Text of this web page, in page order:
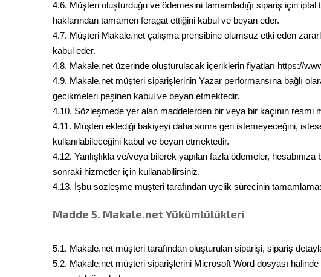
4.6. Müşteri oluşturduğu ve ödemesini tamamladığı sipariş için
haklarından tamamen feragat ettiğini kabul ve beyan eder.
4.7. Müşteri Makale.net çalışma prensibine olumsuz etki eden
kabul eder.
4.8. Makale.net üzerinde oluşturulacak içeriklerin fiyatları https://
4.9. Makale.net müşteri siparişlerinin Yazar performansına bağlı
gecikmeleri peşinen kabul ve beyan etmektedir.
4.10. Sözleşmede yer alan maddelerden bir veya bir kaçının
4.11. Müşteri eklediği bakiyeyi daha sonra geri istemeyeceğini,
kullanılabileceğini kabul ve beyan etmektedir.
4.12. Yanlışlıkla ve/veya bilerek yapılan fazla ödemeler,
sonraki hizmetler için kullanabilirsiniz.
4.13. İşbu sözleşme müşteri tarafından üyelik sürecinin
Madde 5. Makale.net Yükümlülükleri
5.1. Makale.net müşteri tarafından oluşturulan siparişi, sipariş
5.2. Makale.net müşteri siparişlerini Microsoft Word dosyası